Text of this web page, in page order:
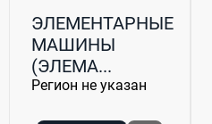
ЭЛЕМЕНТАРНЫЕ
МАШИНЫ
(ЭЛЕМА...
Регион не указан